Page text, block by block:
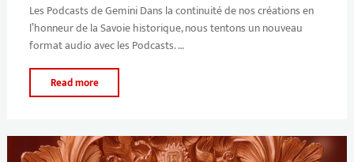
Les Podcasts de Gemini Dans la continuité de nos créations en
l’honneur de la Savoie historique, nous tentons un nouveau
format audio avec les Podcasts. …
Read more